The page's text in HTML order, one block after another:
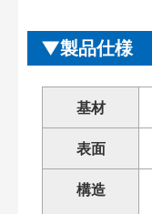
製品仕様
基材
表面
構造